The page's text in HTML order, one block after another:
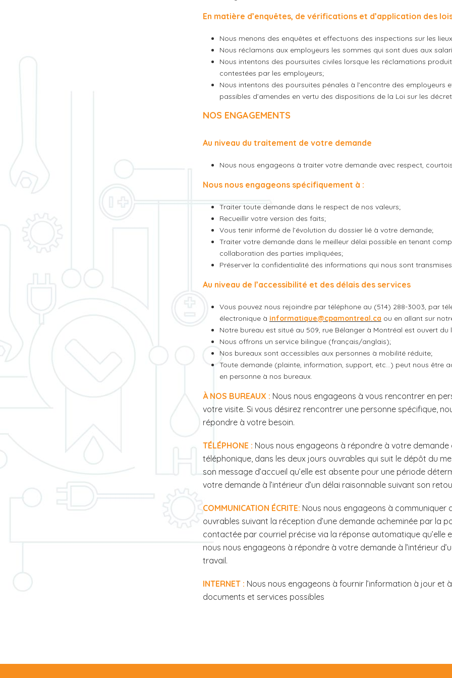
En matière d’enquêtes, de vérifications et d’application des
Nous menons des enquêtes et effectuons des inspections sur les
Nous réclamons aux employeurs les sommes qui sont dues aux
Nous intentons des poursuites civiles lorsque les réclamations
contestées par les employeurs;
Nous intentons des poursuites pénales à l’encontre des
passibles d’amendes en vertu des dispositions de la Loi sur les
NOS ENGAGEMENTS
Au niveau du traitement de votre demande
Nous nous engageons à traiter votre demande avec respect,
Nous nous engageons spécifiquement à :
Traiter toute demande dans le respect de nos valeurs;
Recueillir votre version des faits;
Vous tenir informé de l’évolution du dossier lié à votre demande;
Traiter votre demande dans le meilleur délai possible en tenant
collaboration des parties impliquées;
Préserver la confidentialité des informations qui nous sont
Au niveau de l’accessibilité et des délais des services
Vous pouvez nous rejoindre par téléphone au (514) 288-3003, par
électronique à informatique@cpamontreal.ca ou en allant sur
Notre bureau est situé au 509, rue Bélanger à Montréal est ouvert
Nous offrons un service bilingue (français/anglais);
Nos bureaux sont accessibles aux personnes à mobilité réduite;
Toute demande (plainte, information, support, etc…) peut nous être
en personne à nos bureaux.
À NOS BUREAUX : Nous nous engageons à vous rencontrer en
votre visite. Si vous désirez rencontrer une personne spécifique,
répondre à votre besoin.
TÉLÉPHONE : Nous nous engageons à répondre à votre
téléphonique, dans les deux jours ouvrables qui suit le dépôt du
son message d’accueil qu’elle est absente pour une période
votre demande à l’intérieur d’un délai raisonnable suivant son
COMMUNICATION ÉCRITE: Nous nous engageons à communiquer
ouvrables suivant la réception d’une demande acheminée par la
contactée par courriel précise via la réponse automatique qu’elle
nous nous engageons à répondre à votre demande à l’intérieur
travail.
INTERNET : Nous nous engageons à fournir l’information à jour et
documents et services possibles